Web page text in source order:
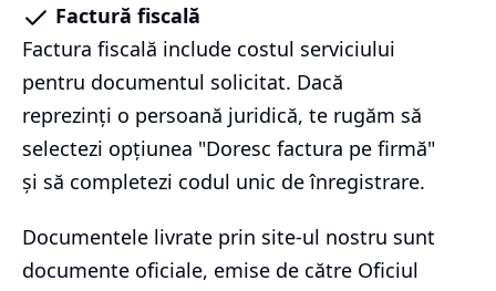
Factură fiscală
Factura fiscală include costul serviciului
pentru documentul solicitat. Dacă
reprezinți o persoană juridică, te rugăm să
selectezi opțiunea "Doresc factura pe firmă"
și să completezi codul unic de înregistrare.
Documentele livrate prin site-ul nostru sunt
documente oficiale, emise de către Oficiul